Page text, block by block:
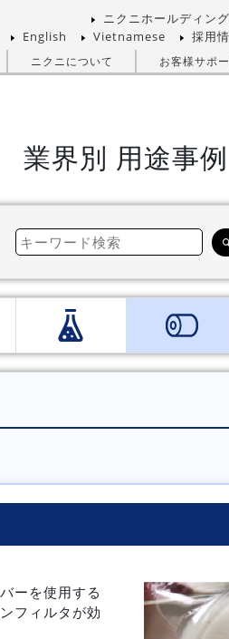
ニクニホールディン
English
Vietnamese 採用
ニクニについて お客様サポ
業界別 用途事例
ーを使用する
フィルタが効